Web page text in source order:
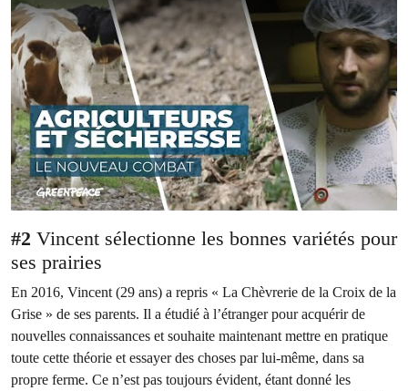
#2 Vincent sélectionne les bonnes variétés pour
ses prairies
En 2016, Vincent (29 ans) a repris « La Chèvrerie de la Croix de la
Grise » de ses parents. Il a étudié à l’étranger pour acquérir de
nouvelles connaissances et souhaite maintenant mettre en pratique
toute cette théorie et essayer des choses par lui-même, dans sa
propre ferme. Ce n’est pas toujours évident, étant donné les